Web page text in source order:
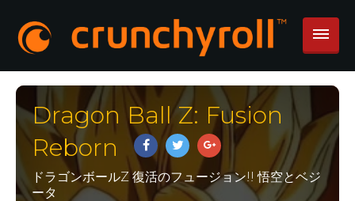
Dragon Ball Z: Fusion
Reborn
ドラゴンボールZ 復活のフュージョン!! 悟空とベジ
ータ